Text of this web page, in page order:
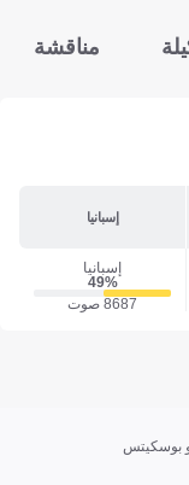
مناقشة
إسبانيا
إسبانيا
49‎%‎
8687 صوت
بوسكيتس